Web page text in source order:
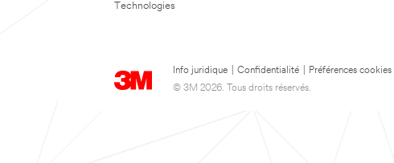
Technologies
Info juridique Confidentialité
Préférences cookies
© 3M 2026. Tous droits réservés.